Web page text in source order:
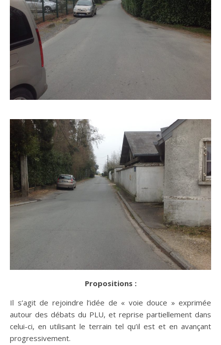
Propositions :
Il s’agit de rejoindre l’idée de « voie douce » exprimée
autour des débats du PLU, et reprise partiellement dans
celui-ci, en utilisant le terrain tel qu’il est et en avançant
progressivement.